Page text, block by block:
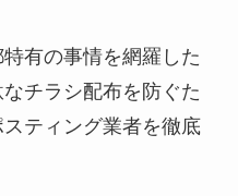
有の事情を網羅した
チラシ配布を防ぐた
ティング業者を徹底